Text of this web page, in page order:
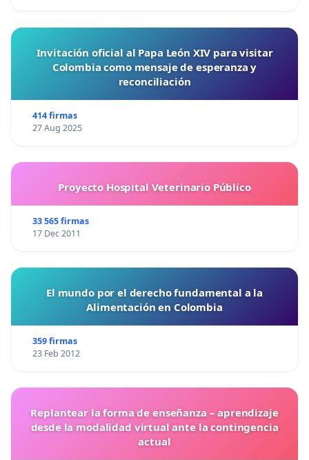
Invitación oficial al Papa León XIV para visitar
Colombia como mensaje de esperanza y
reconciliación
414 firmas
27 Aug 2025
Proyecto Hospital Veterinario Público
33 565 firmas
17 Dec 2011
El mundo por el derecho fundamental a la
Alimentación en Colombia
359 firmas
23 Feb 2012
Replantear la forma de enseñanza – aprendizaje
desde la modalidad virtual ante la contingencia
actual